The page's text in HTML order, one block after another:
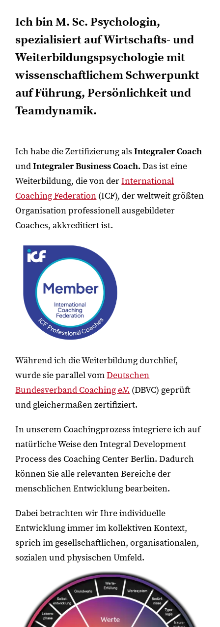
Ich bin M. Sc. Psychologin,
spezialisiert auf Wirtschafts- und
Weiterbildungspsychologie mit
wissenschaftlichem Schwerpunkt
auf Führung, Persönlichkeit und
Teamdynamik.
Ich habe die Zertifizierung alsIntegraler Coach
undIntegraler Business Coach.Das ist eine
Weiterbildung, die von derInternational
Coaching Federation (ICF), der weltweit größten
Organisation professionell ausgebildeter
Coaches, akkreditiert ist.
Während ich die Weiterbildung durchlief,
wurde sie parallel vomDeutschen
Bundesverband Coaching e.V. (DBVC) geprüft
und gleichermaßen zertifiziert.
In unserem Coachingprozess integriere ich auf
natürliche Weise den Integral Development
Process des Coaching Center Berlin. Dadurch
können Sie alle relevanten Bereiche der
menschlichen Entwicklung bearbeiten.
Dabei betrachten wir Ihre individuelle
Entwicklung immer im kollektiven Kontext,
sprich im gesellschaftlichen, organisationalen,
sozialen und physischen Umfeld.